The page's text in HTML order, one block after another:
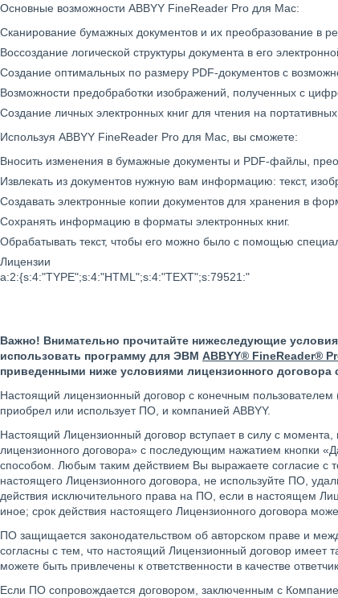
Основные возможности ABBYY FineReader Pro для Mac:
Сканирование бумажных документов и их преобразование в
Воссоздание логической структуры документа в его
Создание оптимальных по размеру PDF-документов с
Возможности предобработки изображений, полученных с
Создание личных электронных книг для чтения на портативных
Используя ABBYY FineReader Pro для Mac, вы сможете:
Вносить изменения в бумажные документы и PDF-файлы,
Извлекать из документов нужную вам информацию: текст,
Создавать электронные копии документов для хранения в
Сохранять информацию в форматы электронных книг.
Обрабатывать текст, чтобы его можно было с помощью
Лицензии
a:2:{s:4:"TYPE";s:4:"HTML";s:4:"TEXT";s:79521:"
Важно! Внимательно прочитайте нижеследующие
использовать программу для ЭВМ ABBYY® FineReader®
приведенными ниже условиями лицензионного договора
Настоящий лицензионный договор с конечным
приобрел или использует ПО, и компанией ABBYY.
Настоящий Лицензионный договор вступает в силу с
лицензионного договора» с последующим нажатием кнопки
способом. Любым таким действием Вы выражаете согласие с
настоящего Лицензионного договора, не используйте ПО,
действия исключительного права на ПО, если в настоящем
иное; срок действия настоящего Лицензионного договора
ПО защищается законодательством об авторском праве и
согласны с тем, что настоящий Лицензионный договор
можете быть привлечены к ответственности в качестве
Если ПО сопровождается договором, заключенным с